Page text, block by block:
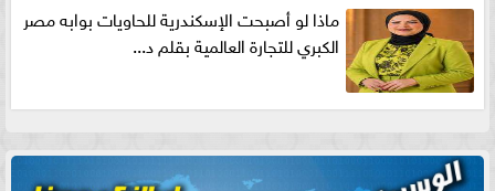
ماذا لو أصبحت الإسكندرية للحاويات بوابه مصر
الكبري للتجارة العالمية بقلم د...